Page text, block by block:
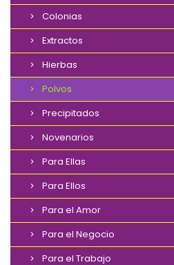
Colonias
Extractos
Hierbas
Polvos
Precipitados
Novenarios
Para Ellas
Para Ellos
Para el Amor
Para el Negocio
Para el Trabajo